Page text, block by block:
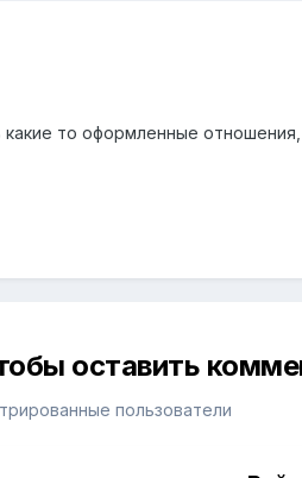
то оформленные отношения,
оставить
пользователи